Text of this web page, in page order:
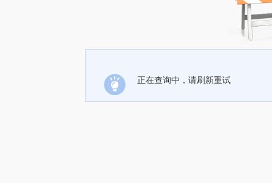
正在查询中，请刷新重试